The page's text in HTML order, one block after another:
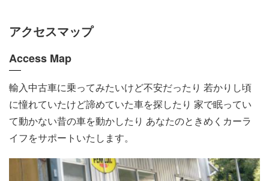
アクセスマップ
Access Map
輸入中古車に乗ってみたいけど不安だったり 若かりし頃
に憧れていたけど諦めていた車を探したり 家で眠ってい
て動かない昔の車を動かしたり あなたのときめくカーラ
イフをサポートいたします。